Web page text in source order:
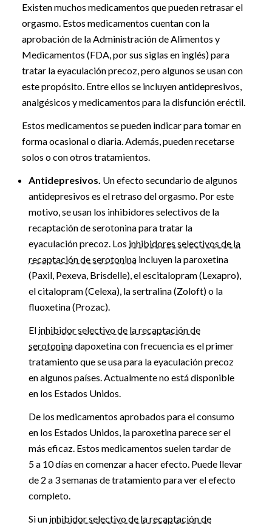
Existen muchos medicamentos que pueden retrasar el
orgasmo. Estos medicamentos cuentan con la
aprobación de la Administración de Alimentos y
Medicamentos (FDA, por sus siglas en inglés) para
tratar la eyaculación precoz, pero algunos se usan con
este propósito. Entre ellos se incluyen antidepresivos,
analgésicos y medicamentos para la disfunción eréctil.
Estos medicamentos se pueden indicar para tomar en
forma ocasional o diaria. Además, pueden recetarse
solos o con otros tratamientos.
Antidepresivos. Un efecto secundario de algunos
antidepresivos es el retraso del orgasmo. Por este
motivo, se usan los inhibidores selectivos de la
recaptación de serotonina para tratar la
eyaculación precoz. Los inhibidores selectivos de la
recaptación de serotonina incluyen la paroxetina
(Paxil, Pexeva, Brisdelle), el escitalopram (Lexapro),
el citalopram (Celexa), la sertralina (Zoloft) o la
fluoxetina (Prozac).
El inhibidor selectivo de la recaptación de
serotoninadapoxetina con frecuencia es el primer
tratamiento que se usa para la eyaculación precoz
en algunos países. Actualmente no está disponible
en los Estados Unidos.
De los medicamentos aprobados para el consumo
en los Estados Unidos, la paroxetina parece ser el
más eficaz. Estos medicamentos suelen tardar de
5 a 10 días en comenzar a hacer efecto. Puede llevar
de 2 a 3 semanas de tratamiento para ver el efecto
completo.
Si un inhibidor selectivo de la recaptación de